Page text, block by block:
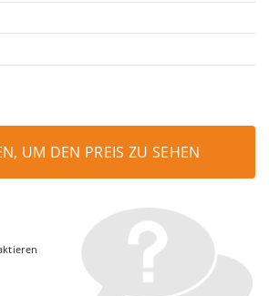
UM DEN PREIS ZU SEHEN